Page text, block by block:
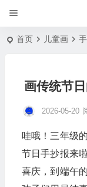
首页 儿童画
画传统节
2026-05-20
哇哦！三年级
节日手抄报来
喜庆，到端午